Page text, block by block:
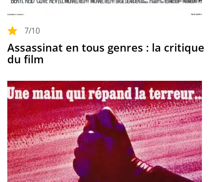
7/10
Assassinat en tous genres : la critique
du film